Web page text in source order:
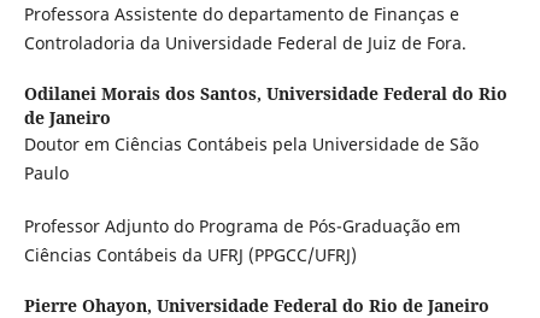
Professora Assistente do departamento de Finanças e
Controladoria da Universidade Federal de Juiz de Fora.
Odilanei Morais dos Santos, Universidade Federal do Rio
de Janeiro
Doutor em Ciências Contábeis pela Universidade de São
Paulo
Professor Adjunto do Programa de Pós-Graduação em
Ciências Contábeis da UFRJ (PPGCC/UFRJ)
Pierre Ohayon, Universidade Federal do Rio de Janeiro